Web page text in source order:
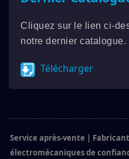
Cliquez sur le lien ci-
notre dernier catalogue.
Télécharger
Service après-vente |
électromécaniques de